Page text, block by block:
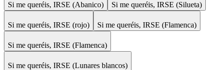
Si me queréis, IRSE (Abanico) Si me queréis, IRSE (Silueta)
Si me queréis, IRSE (rojo) Si me queréis, IRSE (Flamenca)
Si me queréis, IRSE (Flamenca)
Si me queréis, IRSE (Lunares blancos)